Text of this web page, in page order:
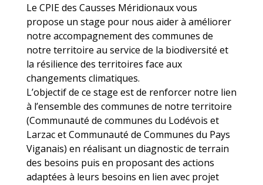
Le CPIE des Causses Méridionaux vous
propose un stage pour nous aider à améliorer
notre accompagnement des communes de
notre territoire au service de la biodiversité et
la résilience des territoires face aux
changements climatiques.
L’objectif de ce stage est de renforcer notre lien
à l’ensemble des communes de notre territoire
(Communauté de communes du Lodévois et
Larzac et Communauté de Communes du Pays
Viganais) en réalisant un diagnostic de terrain
des besoins puis en proposant des actions
adaptées à leurs besoins en lien avec projet